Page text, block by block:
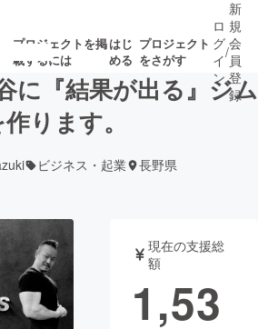
プロジェクトを掲
載するには
はじ
める
プロジェクト
をさがす
クト
募集終了が近いプ
ロジェクト
されます
音楽
・ガジェット ゲーム・サ
ロ
グ
イ
ン
/
新
規
会
員
登
録
に『結果が出る』ジム
ります。
ビジネス・起業 長野県
現在の支援総
額
1,53